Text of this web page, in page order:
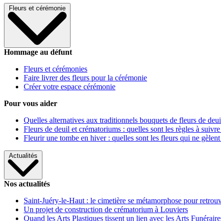
Fleurs et cérémonie
Hommage au défunt
Fleurs et cérémonies
Faire livrer des fleurs pour la cérémonie
Créer votre espace cérémonie
Pour vous aider
Quelles alternatives aux traditionnels bouquets de fleurs de
Fleurs de deuil et crématoriums : quelles sont les règles à
Fleurir une tombe en hiver : quelles sont les fleurs qui ne gèlent
Actualités
Nos actualités
Saint-Juéry-le-Haut : le cimetière se métamorphose pour
Un projet de construction de crématorium à Louviers
Quand les Arts Plastiques tissent un lien avec les Arts